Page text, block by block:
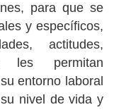
para que se
y específicos,
actitudes,
les permitan
entorno laboral
nivel de vida y